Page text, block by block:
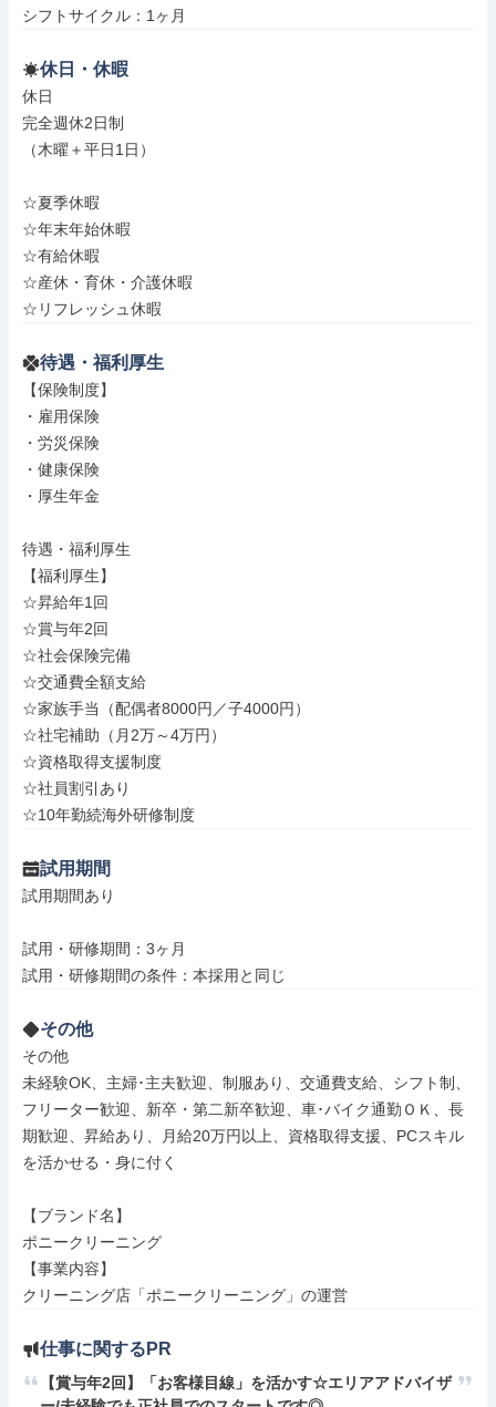
シフトサイクル：1ヶ月
休日・休暇
休日
完全週休2日制
（木曜＋平日1日）
☆夏季休暇
☆年末年始休暇
☆有給休暇
☆産休・育休・介護休暇
☆リフレッシュ休暇
待遇・福利厚生
【保険制度】
・雇用保険
・労災保険
・健康保険
・厚生年金
待遇・福利厚生
【福利厚生】
☆昇給年1回
☆賞与年2回
☆社会保険完備
☆交通費全額支給
☆家族手当（配偶者8000円／子4000円）
☆社宅補助（月2万～4万円）
☆資格取得支援制度
☆社員割引あり
☆10年勤続海外研修制度
試用期間
試用期間あり
試用・研修期間：3ヶ月
その他
その他
未経験OK、主婦･主夫歓迎、制服あり、交通費支給、シフト制、
フリーター歓迎、新卒・第二新卒歓迎、車･バイク通勤ＯＫ、長
期歓迎、昇給あり、月給20万円以上、資格取得支援、PCスキル
を活かせる・身に付く
【ブランド名】
ポニークリーニング
【事業内容】
クリーニング店「ポニークリーニング」の運営
仕事に関するPR
【賞与年2回】「お客様目線」を活かす☆エリアアドバイザ